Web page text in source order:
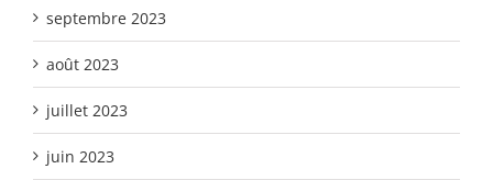
septembre 2023
août 2023
juillet 2023
juin 2023